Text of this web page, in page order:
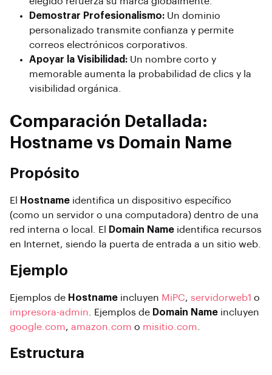
Demostrar Profesionalismo: Un dominio
personalizado transmite confianza y permite
correos electrónicos corporativos.
Apoyar la Visibilidad: Un nombre corto y
memorable aumenta la probabilidad de clics y la
visibilidad orgánica.
Comparación Detallada:
Hostname vs Domain Name
Propósito
El Hostname identifica un dispositivo específico
(como un servidor o una computadora) dentro de una
red interna o local. El
Domain Name identifica recursos
en Internet, siendo la puerta de entrada a un sitio web.
Ejemplo
Ejemplos de Hostname incluyen MiPC, servidorweb1 o
impresora-admin . Ejemplos de Domain Name incluyen
google.com, amazon.com o misitio.com
Estructura